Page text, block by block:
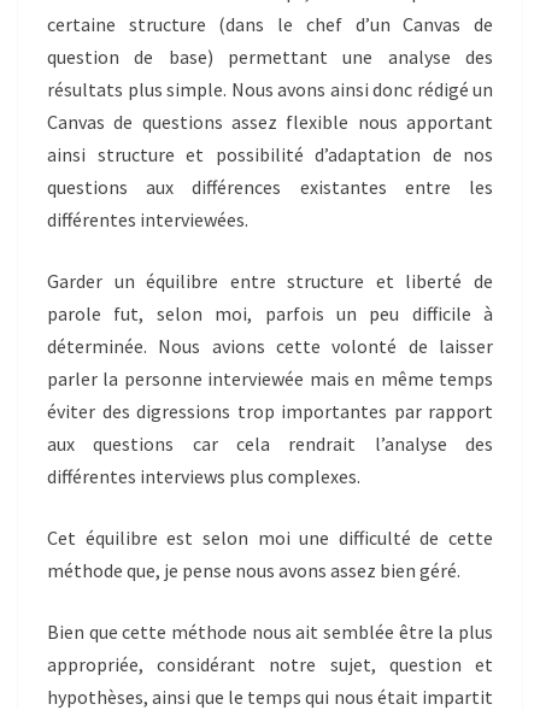
certaine structure (dans le chef d’un Canvas de
question de base) permettant une analyse des
résultats plus simple. Nous avons ainsi donc rédigé un
Canvas de questions assez flexible nous apportant
ainsi structure et possibilité d’adaptation de nos
questions aux différences existantes entre les
différentes interviewées.
Garder un équilibre entre structure et liberté de
parole fut, selon moi, parfois un peu difficile à
déterminée. Nous avions cette volonté de laisser
parler la personne interviewée mais en même temps
éviter des digressions trop importantes par rapport
aux questions car cela rendrait l’analyse des
différentes interviews plus complexes.
Cet équilibre est selon moi une difficulté de cette
méthode que, je pense nous avons assez bien géré.
Bien que cette méthode nous ait semblée être la plus
appropriée, considérant notre sujet, question et
hypothèses, ainsi que le temps qui nous était impartit